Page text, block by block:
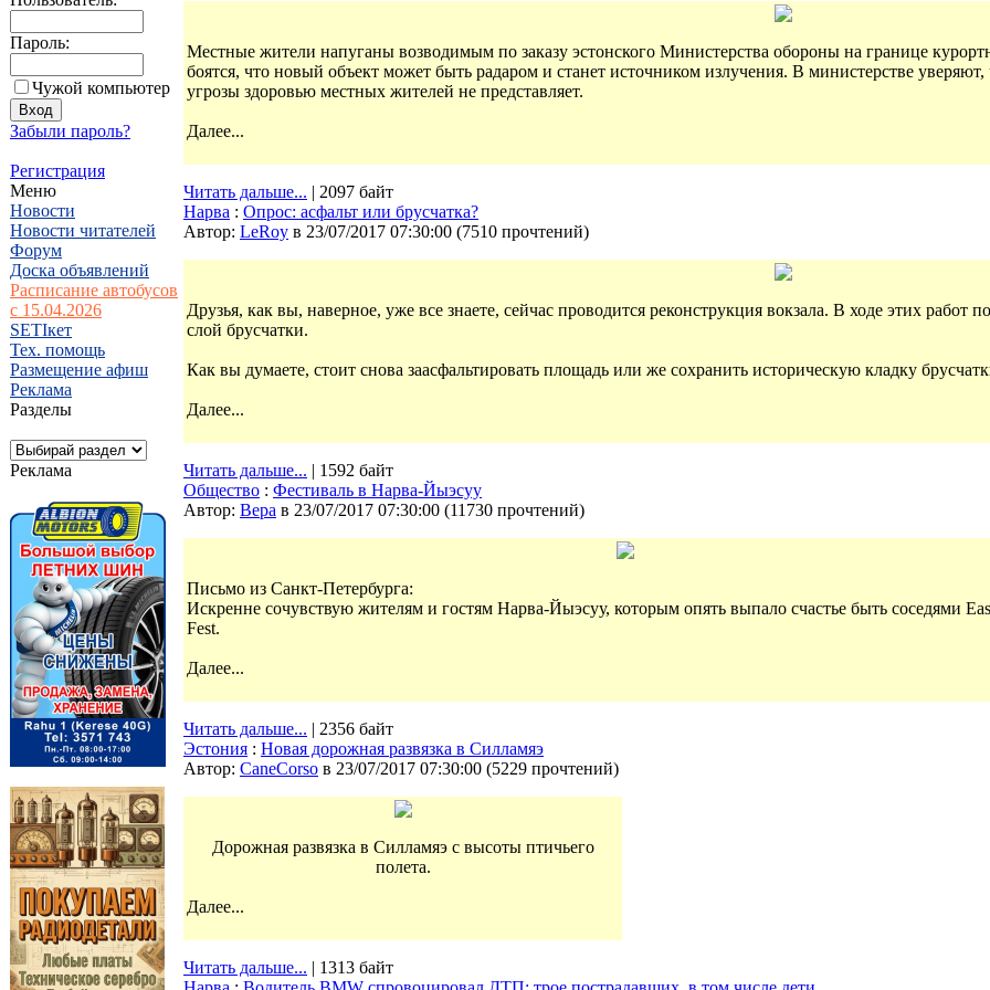
Пароль:
Чужой компьютер
Забыли пароль?
Регистрация
Меню
Новости
Новости читателей
Форум
Доска объявлений
Расписание автобусов
с 15.04.2026
SETIкет
Тех. помощь
Размещение афиш
Реклама
Разделы
Реклама
Местные жители напуганы возводимым по заказу эстонского Министерства обороны на границе
боятся, что новый объект может быть радаром и станет источником излучения. В министерстве уверяют,
угрозы здоровью местных жителей не представляет.
Далее...
Читать дальше... | 2097 байт
Нарва : Опрос: асфальт или брусчатка?
Автор: LeRoy в 23/07/2017 07:30:00 (7510 прочтений)
Друзья, как вы, наверное, уже все знаете, сейчас проводится реконструкция вокзала. В ходе этих работ
слой брусчатки.
Как вы думаете, стоит снова заасфальтировать площадь или же сохранить историческую кладку
Далее...
Читать дальше... | 1592 байт
Общество : Фестиваль в Нарва-Йыэсуу
Автор: Bepa в 23/07/2017 07:30:00 (11730 прочтений)
Письмо из Санкт-Петербурга:
Искренне сочувствую жителям и гостям Нарва-Йыэсуу, которым опять выпало счастье быть соседями
Fest.
Далее...
Читать дальше... | 2356 байт
Эстония : Новая дорожная развязка в Силламяэ
Автор: CaneCorso в 23/07/2017 07:30:00 (5229 прочтений)
Дорожная развязка в Силламяэ с высоты птичьего
полета.
Далее...
Читать дальше... | 1313 байт